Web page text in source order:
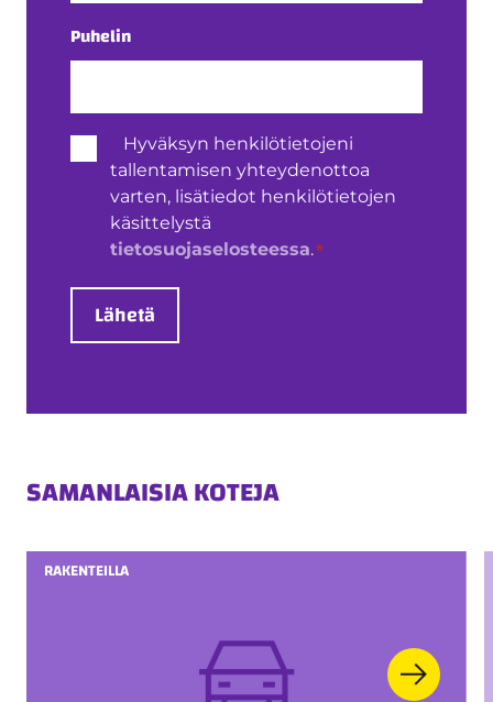
Puhelin
Henkilötietojen
käsittely*
Hyväksyn henkilötietojeni
tallentamisen yhteydenottoa
varten, lisätiedot henkilötietojen
käsittelystä
tietosuojaselosteessa.*
Lähetä
SAMANLAISIA KOTEJA
RAKENTEILLA